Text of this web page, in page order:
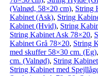
(Valnød, 58×20 cm), String
Kabinet (Ask), String
Kabinet (Hvid), String
String Kabinet Ask 78×20,
Kabinet Grå 78×20, String
med skuffer 58×30 cm. (Eg),
cm. (Valnød), String
String Kabinet med